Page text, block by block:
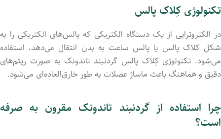
تکنولوژی کِلاک پالس
در الکتروتراپی از یک دستگاه الکتریکی که پالس‌های الکتریکی را به
شکل کلاک پالس یا پالس ساعت به بدن انتقال می‌دهد، استفاده
می‌شود. تکنولوژی کِلاک پالس گردنبند تاندونک به صورت ریتم‌های
دقیق و هماهنگ باعث ماساژ عضلات به طور خارق‌العاده‌ای می‌شود.
چرا استفاده از گردنبند تاندونک مقرون به صرفه
است؟